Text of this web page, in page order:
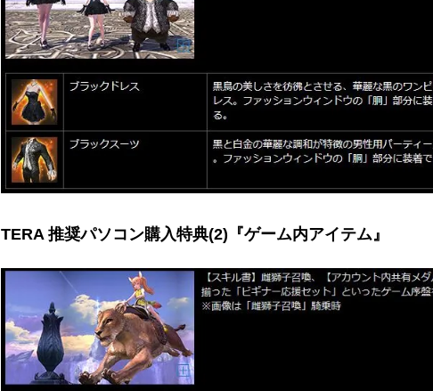
TERA 推奨パソコン購入特典(2)『ゲーム内アイテム』